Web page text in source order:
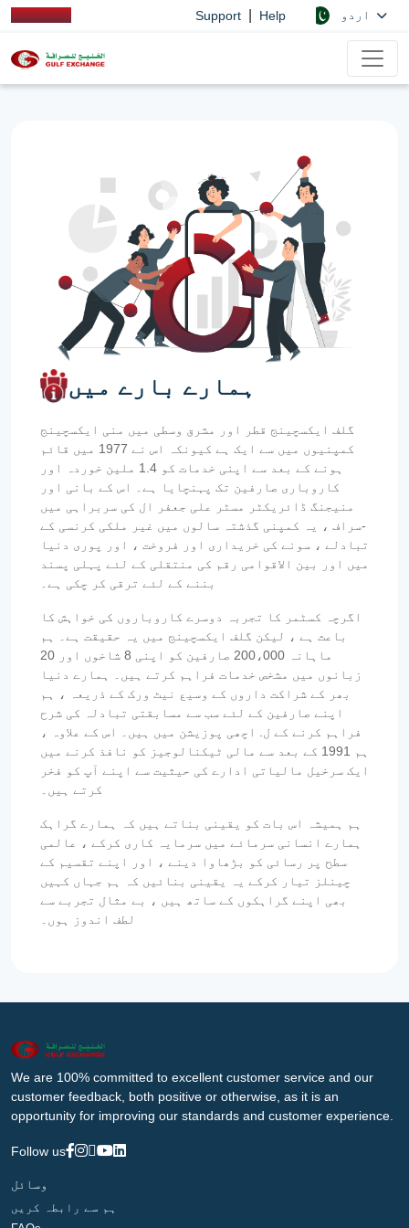
Support Help
ہمارے بارے میں
گلف ایکسچینج قطر اور مشرق وسطی میں منی ایکسچینج
کمپنیوں میں سے ایک ہے کیونکہ اس نے 1977 میں قائم
ہونے کے بعد سے اپنی خدمات کو 1.4 ملین خوردہ اور
کاروباری صارفین تک پہنچایا ہے۔ اس کے بانی اور
منیجنگ ڈائریکٹر مسٹر علی جعفر ال کی سربراہی میں
-سراف ، یہ کمپنی گذشتہ سالوں میں غیر ملکی کرنسی کے
تبادلے ، سونے کی خریداری اور فروخت ، اور پوری دنیا
میں اور بین الاقوامی رقم کی منتقلی کے لئے پہلی پسند
بننے کے لئے ترقی کر چکی ہے۔
اگرچہ کسٹمر کا تجربہ دوسرے کاروباروں کی خواہش کا
باعث ہے ، لیکن گلف ایکسچینج میں یہ حقیقت ہے۔ ہم
ماہانہ 200،000 صارفین کو اپنی 8 شاخوں اور 20
زبانوں میں مشخص خدمات فراہم کرتے ہیں۔ ہمارے دنیا
بھر کے شراکت داروں کے وسیع نیٹ ورک کے ذریعہ ، ہم
اپنے صارفین کے لئے سب سے مسابقتی تبادلہ کی شرح
فراہم کرنے کے ل. اچھی پوزیشن میں ہیں۔ اس کے علاوہ ،
ہم 1991 کے بعد سے مالی ٹیکنالوجیز کو نافذ کرنے میں
ایک سرخیل مالیاتی ادارے کی حیثیت سے اپنے آپ کو فخر
کرتے ہیں۔
ہم ہمیشہ اس بات کو یقینی بناتے ہیں کہ ہمارے گراہک
ہمارے انسانی سرمائے میں سرمایہ کاری کرکے ، عالمی
سطح پر رسائی کو بڑھاوا دینے ، اور اپنے تقسیم کے
چینلز تیار کرکے یہ یقینی بنائیں کہ ہم جہاں کہیں
بھی اپنے گراہکوں کے ساتھ ہیں ، بے مثال تجربے سے
لطف اندوز ہوں۔
We are 100% committed to excellent customer service and our
customer feedback, both positive or otherwise, as it is an
opportunity for improving our standards and customer experience.
Follow us
وسائل
ہم سے رابطہ کریں